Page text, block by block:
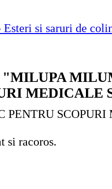
Esteri si saruri de
"MILUPA
MEDICALE
PENTRU
si racoros.